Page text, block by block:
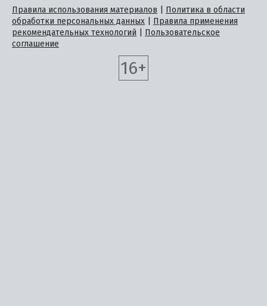
Правила использования материалов
Политика в области
обработки персональных данных
Правила применения
рекомендательных технологий
Пользовательское
соглашение
16+